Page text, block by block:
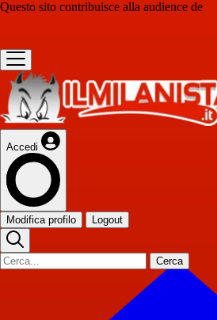
Questo sito contribuisce alla audience de
Accedi
Modifica profilo Logout
Cerca